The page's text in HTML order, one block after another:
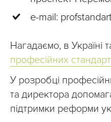
e-mail:
Нагадаємо, в Україні
професійних
У розробці
та директора
підтримки реформи